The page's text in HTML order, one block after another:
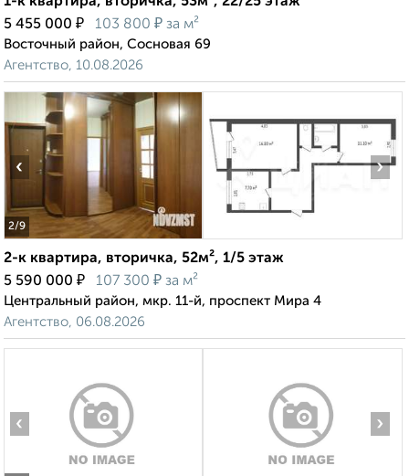
5 455 000 ₽ 103 800 ₽ за м²
Восточный район, Сосновая 69
Агентство, 10.08.2026
2/9
‹ ›
2-к квартира, вторичка, 52м², 1/5 этаж
5 590 000 ₽ 107 300 ₽ за м²
Центральный район, мкр. 11-й, проспект Мира 4
Агентство, 06.08.2026
‹ ›